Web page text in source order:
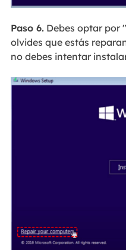
Paso 6.Debes optar por
olvides que estás
no debes intentar